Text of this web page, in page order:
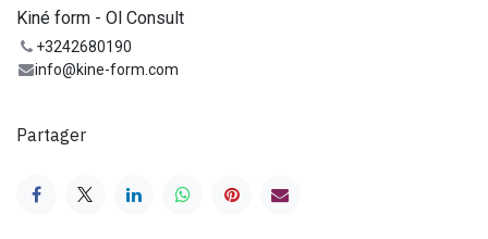
Kiné form - Ol Consult
+3242680190
info@kine-form.com
Partager